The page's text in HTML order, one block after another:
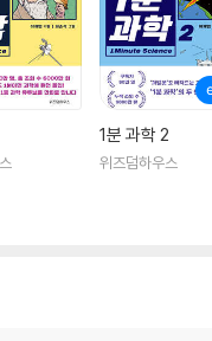
1분 과학 2
위즈덤하우스